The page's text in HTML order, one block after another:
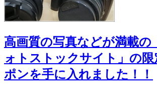
高画質の写真などが満載の
ォトストックサイト」の限
ポンを手に入れました！！